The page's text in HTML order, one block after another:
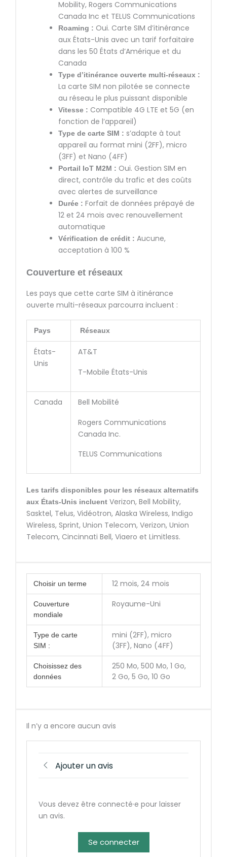
Mobility, Rogers Communications
Canada Inc et TELUS Communications
Roaming : Oui. Carte SIM d’itinérance
aux États-Unis avec un tarif forfaitaire
dans les 50 États d’Amérique et du
Canada
Type d’itinérance ouverte multi-réseaux :
La carte SIM non pilotée se connecte
au réseau le plus puissant disponible
Vitesse : Compatible 4G LTE et 5G (en
fonction de l’appareil)
Type de carte SIM : s’adapte à tout
appareil au format mini (2FF), micro
(3FF) et Nano (4FF)
Portail IoT M2M : Oui. Gestion SIM en
direct, contrôle du trafic et des coûts
avec alertes de surveillance
Durée : Forfait de données prépayé de
12 et 24 mois avec renouvellement
automatique
Vérification de crédit : Aucune,
acceptation à 100 %
Couverture et réseaux
Les pays que cette carte SIM à itinérance
ouverte multi-réseaux parcourra incluent :
Pays Réseaux
États-
Unis
AT&T
T-Mobile États-Unis
Canada
Bell Mobilité
Rogers Communications
Canada Inc.
TELUS Communications
Les tarifs disponibles pour les réseaux alternatifs
aux États-Unis incluent Verizon, Bell Mobility,
Sasktel, Telus, Vidéotron, Alaska Wireless, Indigo
Wireless, Sprint, Union Telecom, Verizon, Union
Telecom, Cincinnati Bell, Viaero et Limitless.
Choisir un terme 12 mois, 24 mois
Couverture
mondiale
Royaume-Uni
Type de carte
SIM :
mini (2FF), micro
(3FF), Nano (4FF)
Choisissez des
données
250 Mo, 500 Mo, 1 Go,
2 Go, 5 Go, 10 Go
Il n’y a encore aucun avis
Ajouter un avis
Vous devez être connecté·e pour laisser
un avis.
Se connecter